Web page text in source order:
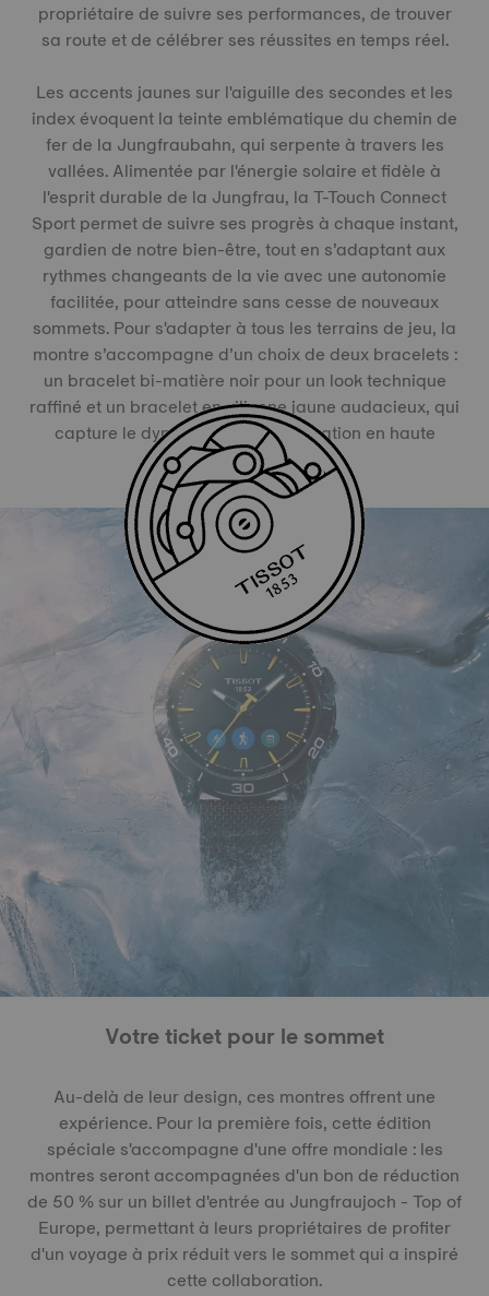
propriétaire de suivre ses performances, de trouver
sa route et de célébrer ses réussites en temps réel.
Les accents jaunes sur l'aiguille des secondes et les
index évoquent la teinte emblématique du chemin de
fer de la Jungfraubahn, qui serpente à travers les
vallées. Alimentée par l'énergie solaire et fidèle à
l'esprit durable de la Jungfrau, la T-Touch Connect
Sport permet de suivre ses progrès à chaque instant,
gardien de notre bien-être, tout en s’adaptant aux
rythmes changeants de la vie avec une autonomie
facilitée, pour atteindre sans cesse de nouveaux
sommets. Pour s'adapter à tous les terrains de jeu, la
montre s’accompagne d’un choix de deux bracelets :
un bracelet bi-matière noir pour un look technique
raffiné et un bracelet en silicone jaune audacieux, qui
capture le dynamisme de l'exploration en haute
montagne.
Votre ticket pour le sommet
Au-delà de leur design, ces montres offrent une
expérience. Pour la première fois, cette édition
spéciale s'accompagne d'une offre mondiale : les
montres seront accompagnées d'un bon de réduction
de 50 % sur un billet d'entrée au Jungfraujoch - Top of
Europe, permettant à leurs propriétaires de profiter
d'un voyage à prix réduit vers le sommet qui a inspiré
cette collaboration.